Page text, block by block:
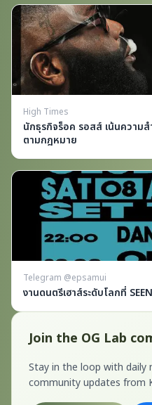
High Times
นักธุรกิจร็อค รอสส์ เน้นความ
ตามกฎหมาย
Telegram @epsamui
งานดนตรีเฮาส์ระดับโลกที่
Join the OG Lab
Stay in the loop with daily
community updates from